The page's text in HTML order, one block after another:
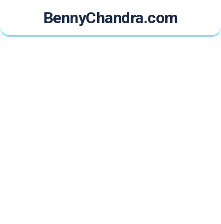
content
BennyChandra.com